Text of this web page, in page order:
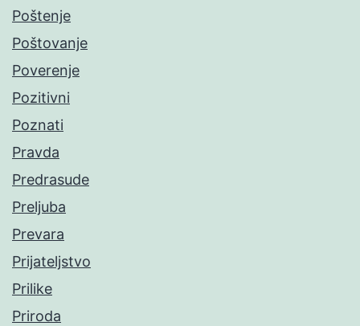
Poštenje
Poštovanje
Poverenje
Pozitivni
Poznati
Pravda
Predrasude
Preljuba
Prevara
Prijateljstvo
Prilike
Priroda